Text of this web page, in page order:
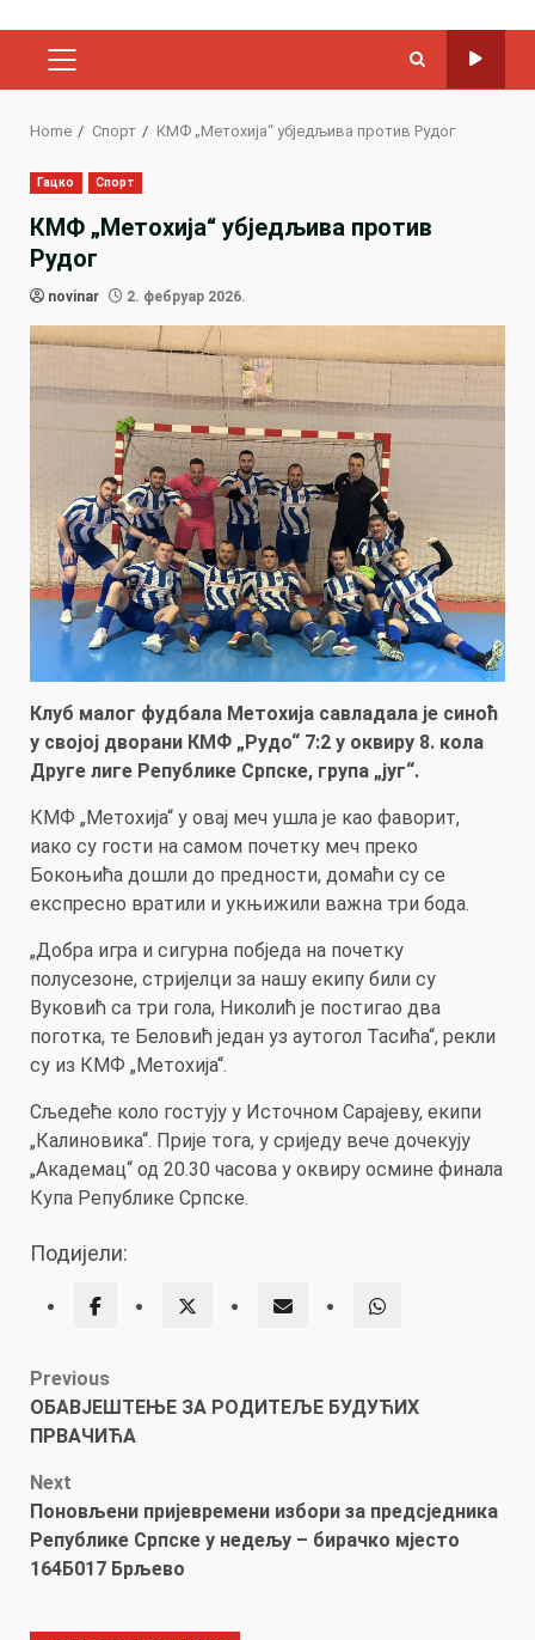
PRIMARY
Home Спорт КМФ „Метохија“ убједљива против Рудог
Гацко Спорт
КМФ „Метохија“ убједљива против
Рудог
novinar 2. фебруар 2026.
Клуб малог фудбала Метохија савладала је синоћ
у својој дворани КМФ „Рудо“ 7:2 у оквиру 8. кола
Друге лиге Републике Српске, група „југ“.
КМФ „Метохија“ у овај меч ушла је као фаворит,
иако су гости на самом почетку меч преко
Бокоњића дошли до предности, домаћи су се
експресно вратили и укњижили важна три бода.
„Добра игра и сигурна побједа на почетку
полусезоне, стријелци за нашу екипу били су
Вуковић са три гола, Николић је постигао два
поготка, те Беловић један уз аутогол Тасића“, рекли
су из КМФ „Метохија“.
Сљедеће коло гостују у Источном Сарајеву, екипи
„Калиновика“. Прије тога, у сриједу вече дочекују
„Академац“ од 20.30 часова у оквиру осмине финала
Купа Републике Српске.
Подијели:
Post
navigation
Previous
ОБАВЈЕШТЕЊЕ ЗА РОДИТЕЉЕ БУДУЋИХ
ПРВАЧИЋА
Next
Поновљени пријевремени избори за предсједника
Републике Српске у недељу – бирачко мјесто
164Б017 Брљево